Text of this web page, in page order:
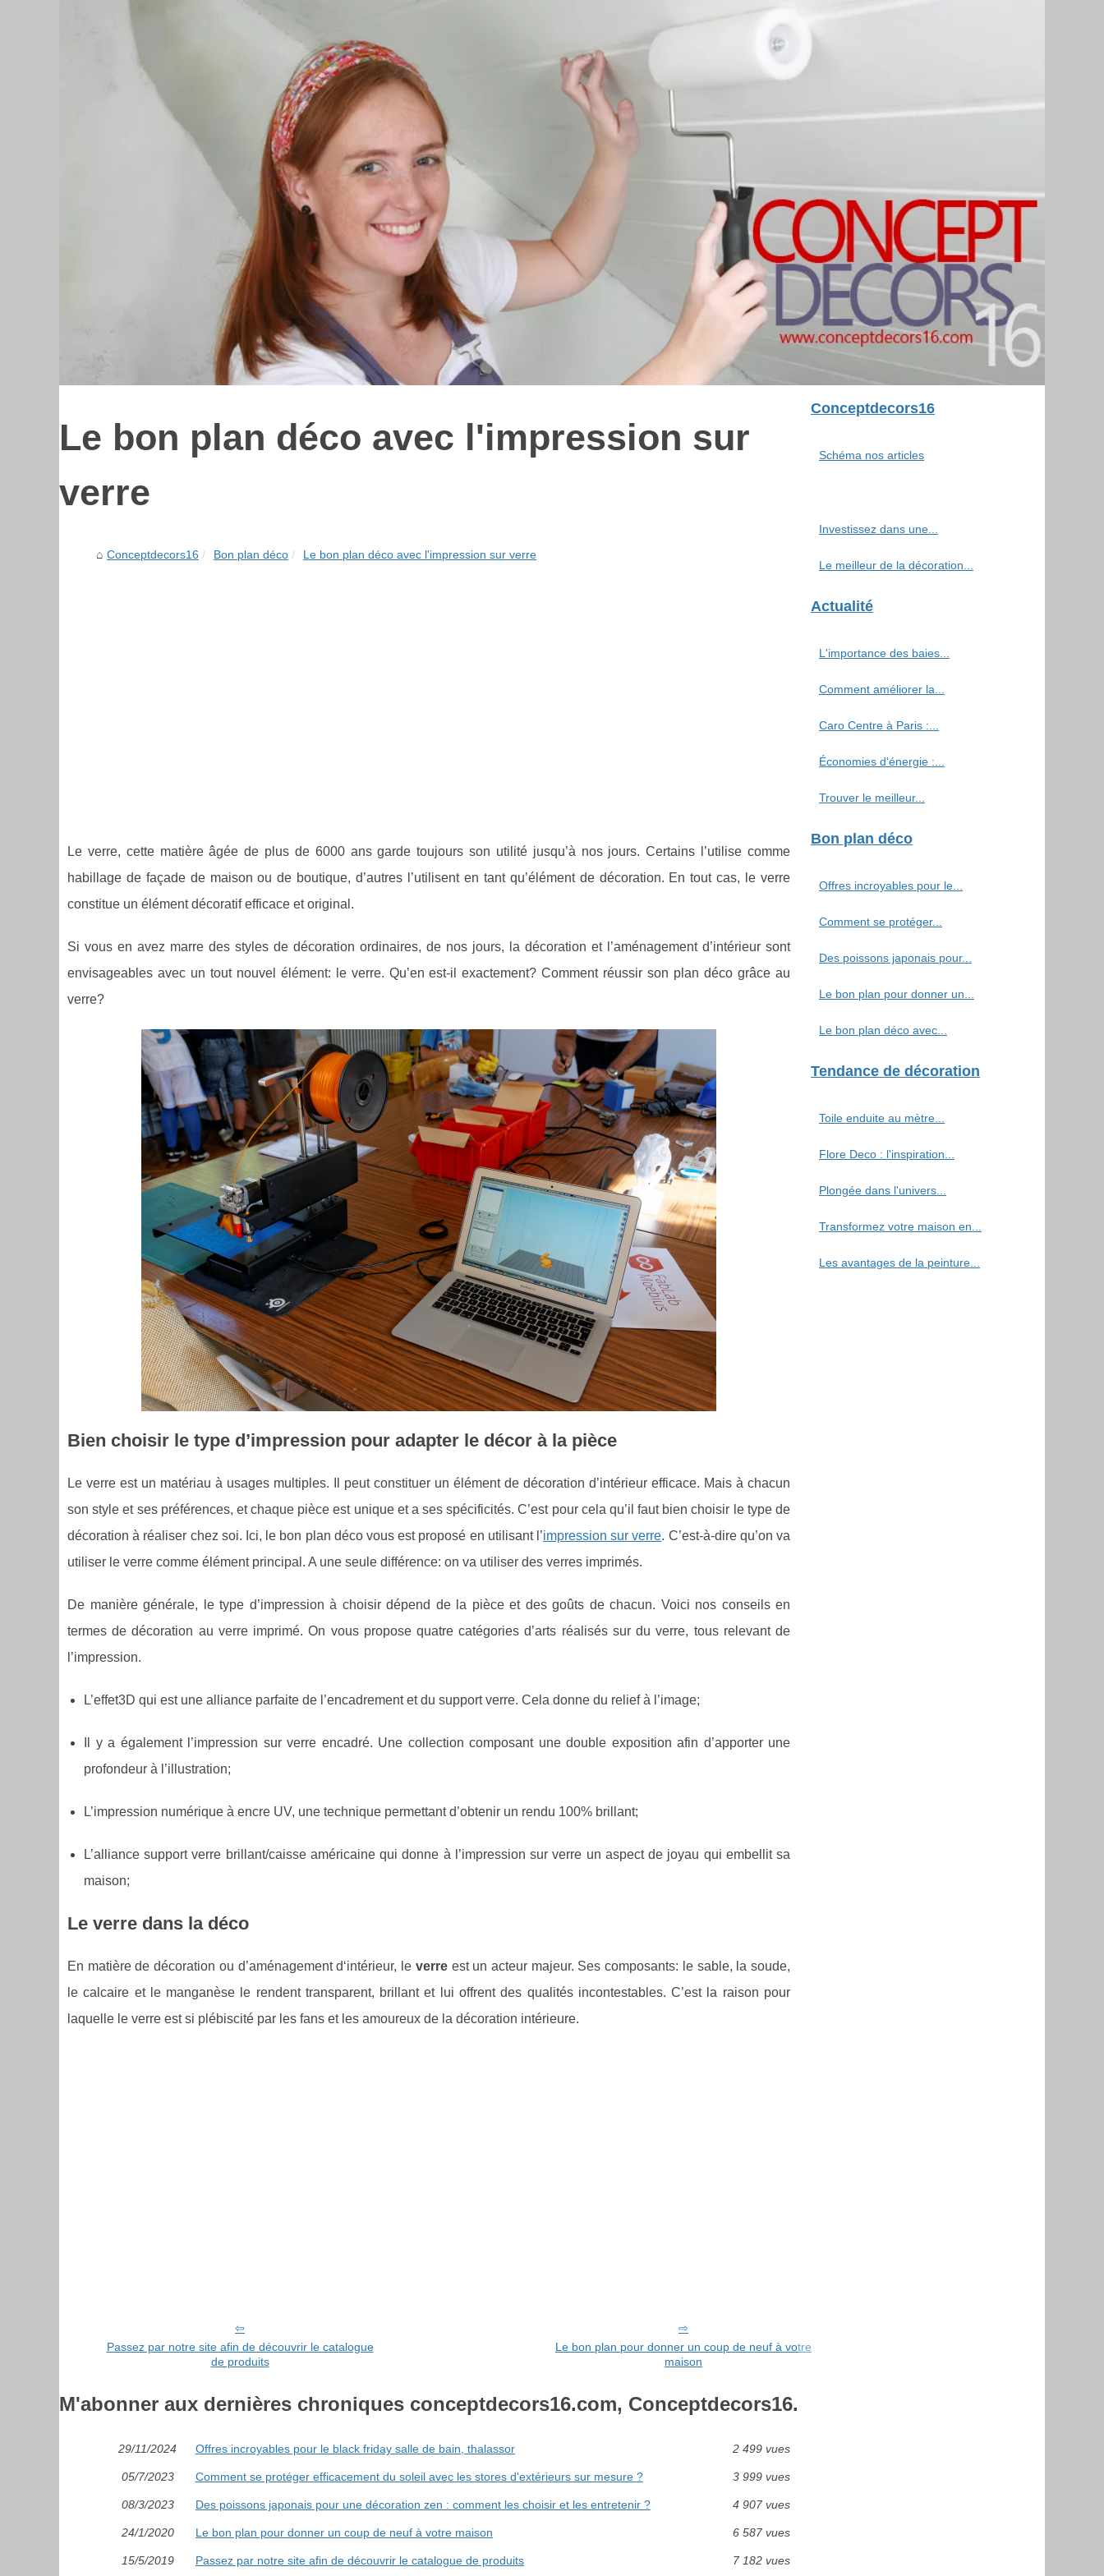
Le bon plan déco avec l'impression sur
verre
Conceptdecors16 Bon plan déco Le bon plan déco avec l'impression sur verre
Le verre, cette matière âgée de plus de 6000 ans garde toujours son utilité jusqu’à nos jours. Certains l’utilise comme
habillage de façade de maison ou de boutique, d’autres l’utilisent en tant qu’élément de décoration. En tout cas, le verre
constitue un élément décoratif efficace et original.
Si vous en avez marre des styles de décoration ordinaires, de nos jours, la décoration et l’aménagement d’intérieur sont
envisageables avec un tout nouvel élément: le verre. Qu’en est-il exactement? Comment réussir son plan déco grâce au
verre?
Bien choisir le type d’impression pour adapter le décor à la pièce
Le verre est un matériau à usages multiples. Il peut constituer un élément de décoration d’intérieur efficace. Mais à chacun
son style et ses préférences, et chaque pièce est unique et a ses spécificités. C’est pour cela qu’il faut bien choisir le type de
décoration à réaliser chez soi. Ici, le bon plan déco vous est proposé en utilisant l’impression sur verre. C’est-à-dire qu’on va
utiliser le verre comme élément principal. A une seule différence: on va utiliser des verres imprimés.
De manière générale, le type d’impression à choisir dépend de la pièce et des goûts de chacun. Voici nos conseils en
termes de décoration au verre imprimé. On vous propose quatre catégories d’arts réalisés sur du verre, tous relevant de
l’impression.
L’effet3D qui est une alliance parfaite de l’encadrement et du support verre. Cela donne du relief à l’image;
Il y a également l’impression sur verre encadré. Une collection composant une double exposition afin d’apporter une
profondeur à l’illustration;
L’impression numérique à encre UV, une technique permettant d’obtenir un rendu 100% brillant;
L’alliance support verre brillant/caisse américaine qui donne à l’impression sur verre un aspect de joyau qui embellit sa
maison;
Le verre dans la déco
En matière de décoration ou d’aménagement d‘intérieur, le verreest un acteur majeur. Ses composants: le sable, la soude,
le calcaire et le manganèse le rendent transparent, brillant et lui offrent des qualités incontestables. C’est la raison pour
laquelle le verre est si plébiscité par les fans et les amoureux de la décoration intérieure.
Passez par notre site afin de découvrir le catalogue
de produits
Le bon plan pour donner un coup de neuf à votre
maison
M'abonner aux dernières chroniques conceptdecors16.com, Conceptdecors16.
29/11/2024 Offres incroyables pour le black friday salle de bain, thalassor 2 499 vues
05/7/2023 Comment se protéger efficacement du soleil avec les stores d'extérieurs sur mesure ? 3 999 vues
08/3/2023 Des poissons japonais pour une décoration zen : comment les choisir et les entretenir ? 4 907 vues
24/1/2020 Le bon plan pour donner un coup de neuf à votre maison 6 587 vues
15/5/2019 Passez par notre site afin de découvrir le catalogue de produits 7 182 vues
Conceptdecors16
Schéma nos articles
Investissez dans une...
Le meilleur de la décoration...
Actualité
L'importance des baies...
Comment améliorer la...
Caro Centre à Paris :...
Économies d'énergie :...
Trouver le meilleur...
Bon plan déco
Offres incroyables pour le...
Comment se protéger...
Des poissons japonais pour...
Le bon plan pour donner un...
Le bon plan déco avec...
Tendance de décoration
Toile enduite au mètre...
Flore Deco : l'inspiration...
Plongée dans l'univers...
Transformez votre maison en...
Les avantages de la peinture...